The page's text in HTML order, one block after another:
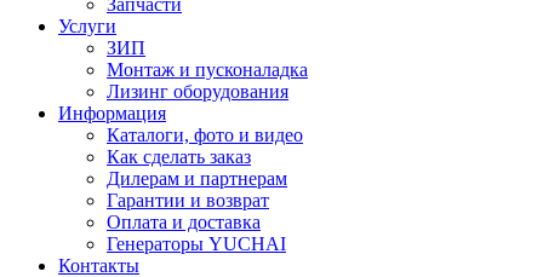
Запчасти
Услуги
ЗИП
Монтаж и пусконаладка
Лизинг оборудования
Информация
Каталоги, фото и видео
Как сделать заказ
Дилерам и партнерам
Гарантии и возврат
Оплата и доставка
Генераторы YUCHAI
Контакты